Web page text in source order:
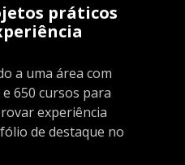
práticos
a uma área com
650 cursos para
experiência
de destaque no